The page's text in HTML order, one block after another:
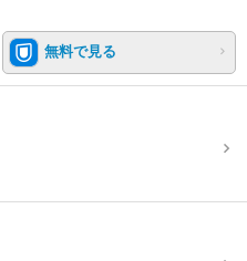
無料で見る